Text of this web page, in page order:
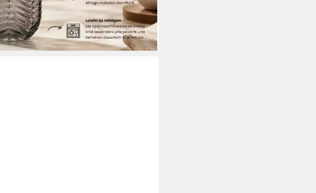
- in 2-3 Werktagen bei dir